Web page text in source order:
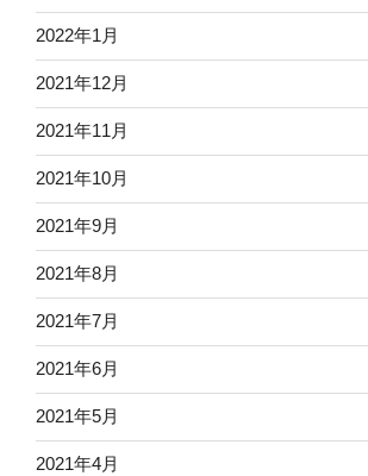
2022年1月
2021年12月
2021年11月
2021年10月
2021年9月
2021年8月
2021年7月
2021年6月
2021年5月
2021年4月